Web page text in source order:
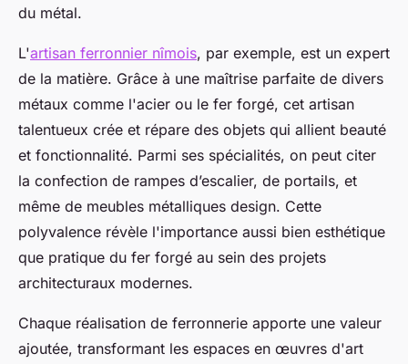
du métal.
L'artisan ferronnier nîmois, par exemple, est un expert
de la matière. Grâce à une maîtrise parfaite de divers
métaux comme l'acier ou le fer forgé, cet artisan
talentueux crée et répare des objets qui allient beauté
et fonctionnalité. Parmi ses spécialités, on peut citer
la confection de rampes d’escalier, de portails, et
même de meubles métalliques design. Cette
polyvalence révèle l'importance aussi bien esthétique
que pratique du fer forgé au sein des projets
architecturaux modernes.
Chaque réalisation de ferronnerie apporte une valeur
ajoutée, transformant les espaces en œuvres d'art